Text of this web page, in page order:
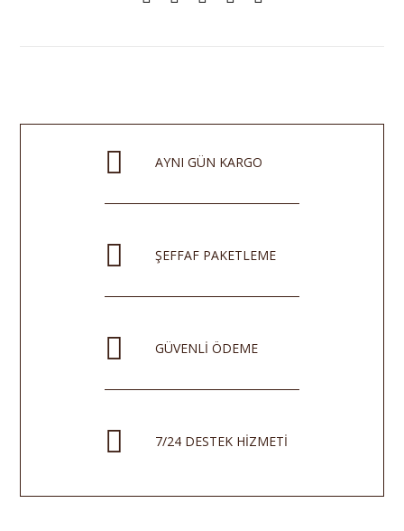
AYNI GÜN KARGO
ŞEFFAF PAKETLEME
GÜVENLİ ÖDEME
7/24 DESTEK HİZMETİ